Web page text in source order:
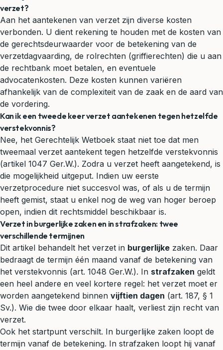
verzet?
Aan het aantekenen van verzet zijn diverse kosten
verbonden. U dient rekening te houden met de kosten van
de gerechtsdeurwaarder voor de betekening van de
verzetdagvaarding, de rolrechten (griffierechten) die u aan
de rechtbank moet betalen, en eventuele
advocatenkosten. Deze kosten kunnen variëren
afhankelijk van de complexiteit van de zaak en de aard van
de vordering.
Kan ik een tweede keer verzet aantekenen tegen hetzelfde
verstekvonnis?
Nee, het Gerechtelijk Wetboek staat niet toe dat men
tweemaal verzet aantekent tegen hetzelfde verstekvonnis
(artikel 1047 Ger.W.). Zodra u verzet heeft aangetekend, is
die mogelijkheid uitgeput. Indien uw eerste
verzetprocedure niet succesvol was, of als u de termijn
heeft gemist, staat u enkel nog de weg van hoger beroep
open, indien dit rechtsmiddel beschikbaar is.
Verzet in burgerlijke zaken en in strafzaken: twee
verschillende termijnen
Dit artikel behandelt het verzet in burgerlijke zaken. Daar
bedraagt de termijn één maand vanaf de betekening van
het verstekvonnis (art. 1048 Ger.W.). In strafzaken geldt
een heel andere en veel kortere regel: het verzet moet er
worden aangetekend binnen vijftien dagen (art. 187, § 1
Sv.). Wie die twee door elkaar haalt, verliest zijn recht van
verzet.
Ook het startpunt verschilt. In burgerlijke zaken loopt de
termijn vanaf de betekening. In strafzaken loopt hij vanaf